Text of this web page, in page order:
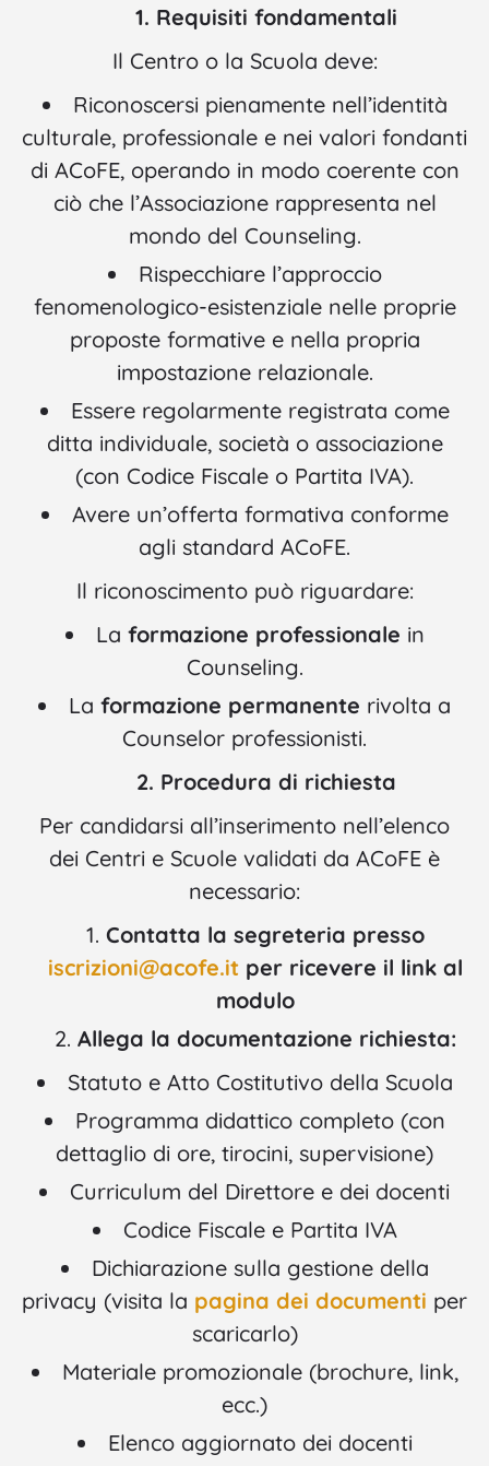
1. Requisiti fondamentali
Il Centro o la Scuola deve:
Riconoscersi pienamente nell’identità
culturale, professionale e nei valori fondanti
di ACoFE, operando in modo coerente con
ciò che l’Associazione rappresenta nel
mondo del Counseling.
Rispecchiare l’approccio
fenomenologico-esistenziale nelle proprie
proposte formative e nella propria
impostazione relazionale.
Essere regolarmente registrata come
ditta individuale, società o associazione
(con Codice Fiscale o Partita IVA).
Avere un’offerta formativa conforme
agli standard ACoFE.
Il riconoscimento può riguardare:
La formazione professionale in
Counseling.
La formazione permanente rivolta a
Counselor professionisti.
2. Procedura di richiesta
Per candidarsi all’inserimento nell’elenco
dei Centri e Scuole validati da ACoFE è
necessario:
Contatta la segreteria presso
iscrizioni@acofe.it per ricevere il link al
modulo
Allega la documentazione richiesta:
Statuto e Atto Costitutivo della Scuola
Programma didattico completo (con
dettaglio di ore, tirocini, supervisione)
Curriculum del Direttore e dei docenti
Codice Fiscale e Partita IVA
Dichiarazione sulla gestione della
privacy (visita la pagina dei documenti per
scaricarlo)
Materiale promozionale (brochure, link,
ecc.)
Elenco aggiornato dei docenti